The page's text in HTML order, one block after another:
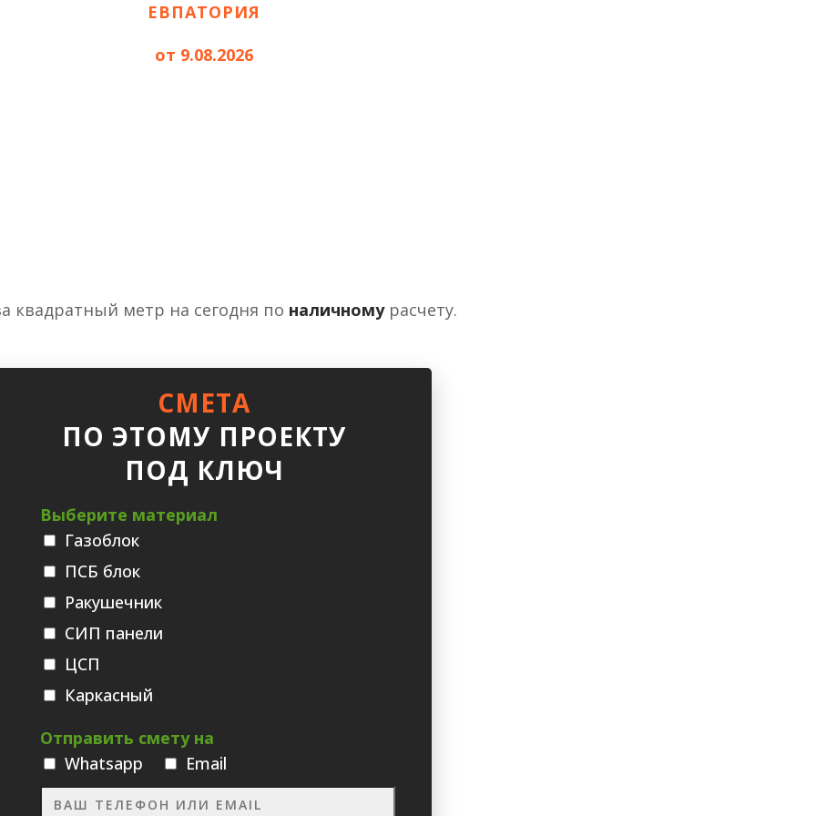
ЕВПАТОРИЯ
от 9.08.2026
квадратный метр на сегодня по наличномурасчету.
СМЕТА
ПО ЭТОМУ ПРОЕКТУ
ПОД КЛЮЧ
Выберите материал
Газоблок
ПСБ блок
Ракушечник
СИП панели
ЦСП
Каркасный
Отправить смету на
Whatsаpp
Email